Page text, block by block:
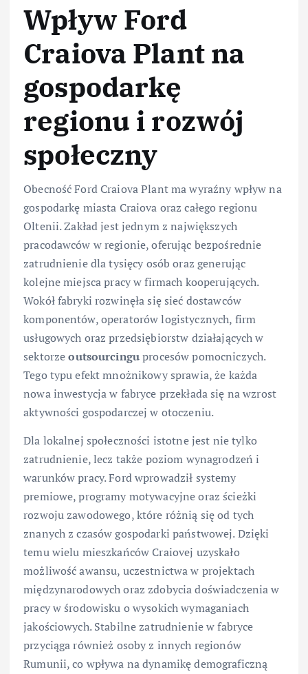
Wpływ Ford
Craiova Plant na
gospodarkę
regionu i rozwój
społeczny
Obecność Ford Craiova Plant ma wyraźny wpływ na
gospodarkę miasta Craiova oraz całego regionu
Oltenii. Zakład jest jednym z największych
pracodawców w regionie, oferując bezpośrednie
zatrudnienie dla tysięcy osób oraz generując
kolejne miejsca pracy w firmach kooperujących.
Wokół fabryki rozwinęła się sieć dostawców
komponentów, operatorów logistycznych, firm
usługowych oraz przedsiębiorstw działających w
sektorzeoutsourcinguprocesów pomocniczych.
Tego typu efekt mnożnikowy sprawia, że każda
nowa inwestycja w fabryce przekłada się na wzrost
aktywności gospodarczej w otoczeniu.
Dla lokalnej społeczności istotne jest nie tylko
zatrudnienie, lecz także poziom wynagrodzeń i
warunków pracy. Ford wprowadził systemy
premiowe, programy motywacyjne oraz ścieżki
rozwoju zawodowego, które różnią się od tych
znanych z czasów gospodarki państwowej. Dzięki
temu wielu mieszkańców Craiovej uzyskało
możliwość awansu, uczestnictwa w projektach
międzynarodowych oraz zdobycia doświadczenia w
pracy w środowisku o wysokich wymaganiach
jakościowych. Stabilne zatrudnienie w fabryce
przyciąga również osoby z innych regionów
Rumunii, co wpływa na dynamikę demograficzną